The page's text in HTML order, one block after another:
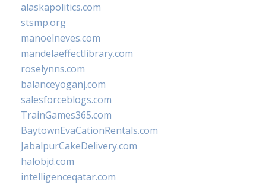
alaskapolitics.com
stsmp.org
manoelneves.com
mandelaeffectlibrary.com
roselynns.com
balanceyoganj.com
salesforceblogs.com
TrainGames365.com
BaytownEvaCationRentals.com
JabalpurCakeDelivery.com
halobjd.com
intelligenceqatar.com